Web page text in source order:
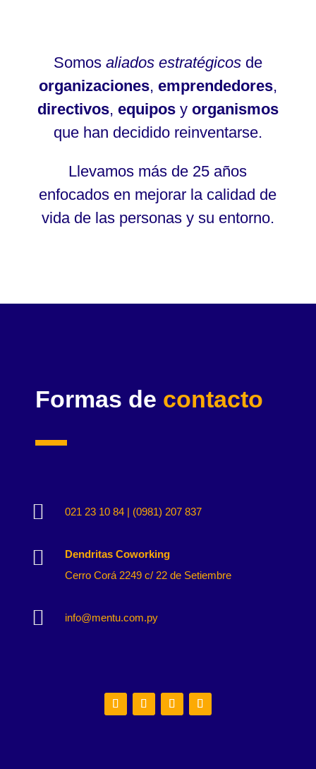
Somos aliados estratégicosde
organizaciones, emprendedores,
directivos, equiposy organismos
que han decidido reinventarse.
Llevamos más de 25 años
enfocados en mejorar la calidad de
vida de las personas y su entorno.
Formas de contacto
 021 23 10 84 | (0981) 207 837

Dendritas Coworking
Cerro Corá 2249 c/ 22 de Setiembre
 info@mentu.com.py